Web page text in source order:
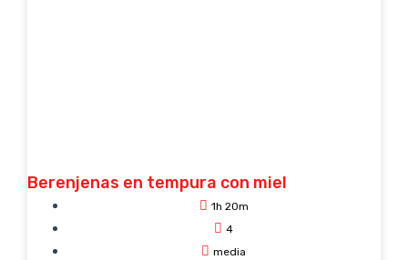
Berenjenas en tempura con miel
1h 20m
4
media